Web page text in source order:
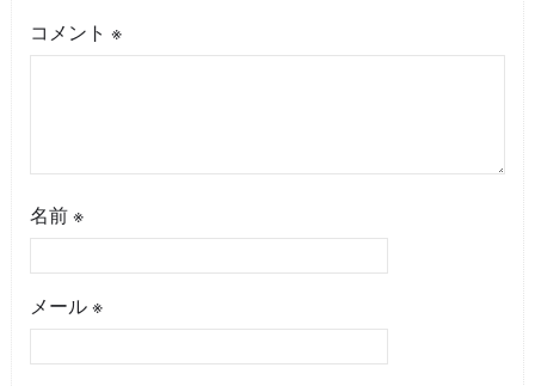
コメント ※
名前 ※
メール ※